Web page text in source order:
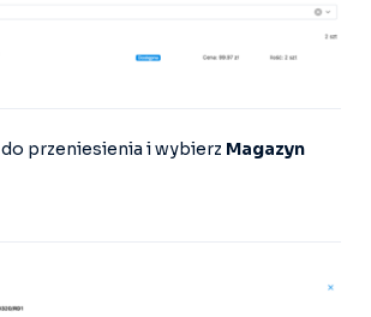
do przeniesienia i wybierz Magazyn